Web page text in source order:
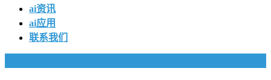
ai资讯
ai应用
联系我们